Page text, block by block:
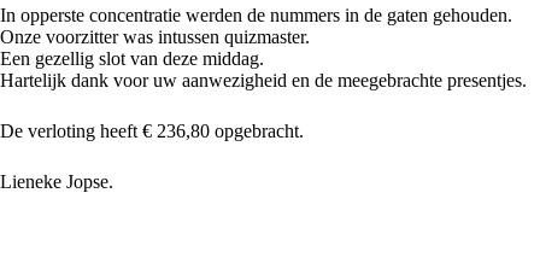
In opperste concentratie werden de nummers in de gaten gehouden.
Onze voorzitter was intussen quizmaster.
Een gezellig slot van deze middag.
Hartelijk dank voor uw aanwezigheid en de meegebrachte presentjes.
De verloting heeft € 236,80 opgebracht.
Lieneke Jopse.